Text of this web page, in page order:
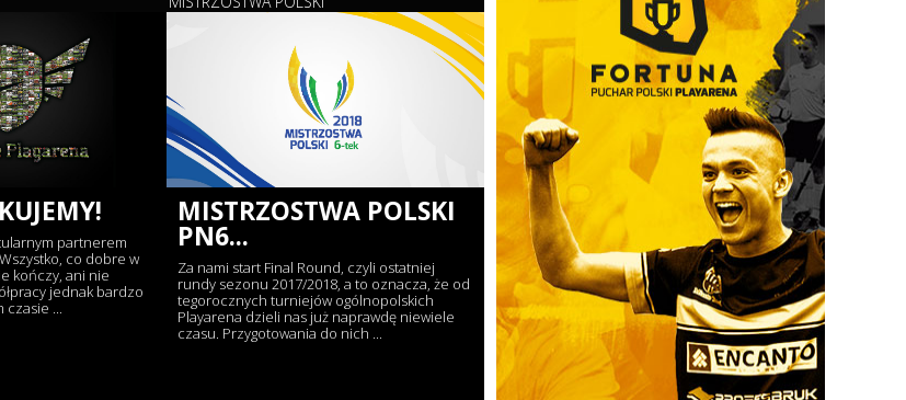
partnerem
co dobre w
kończy, ani nie
jednak bardzo
czasie ...
MISTRZOSTWA POLSKI
PN6...
Za nami start Final Round, czyli ostatniej
rundy sezonu 2017/2018, a to oznacza, że od
tegorocznych turniejów ogólnopolskich
Playarena dzieli nas już naprawdę niewiele
czasu. Przygotowania do nich ...